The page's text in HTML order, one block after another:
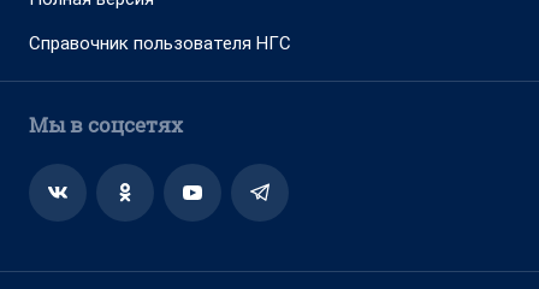
Справочник пользователя НГС
Мы в соцсетях